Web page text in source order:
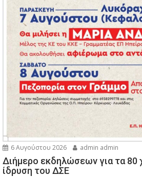
6 Αυγούστου 2026 admin admin
Διήμερο εκδηλώσεων για τα 80
ίδρυση του ΔΣΕ